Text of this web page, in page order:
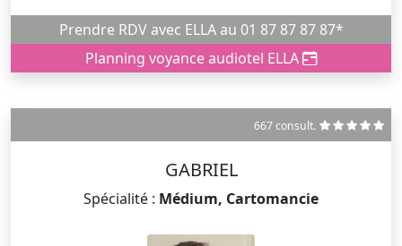
Prendre RDV avec ELLA au 01 87 87 87 87*
Planning voyance audiotel ELLA
667 consult.
GABRIEL
Spécialité : Médium, Cartomancie